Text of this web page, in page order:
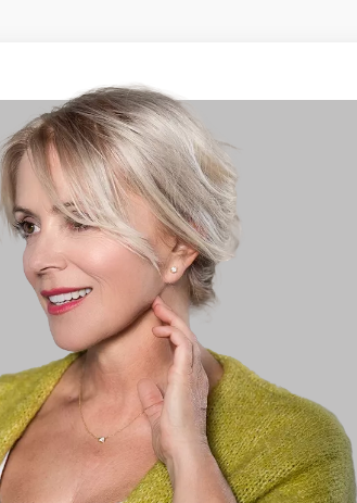
stupňa majú takmer rovnaké parametre ako
zlate vizuálne úplne zaniká. Aj v bielom zlate
Medium.
bez akýchkoľvek viditeľných kompromisov,
Medium.
pre objektívne a medzinárodne uznávané
na Slovensku, SGI.
V prípade kúpy
ktorý šperk predáva. Viac o certifikácii